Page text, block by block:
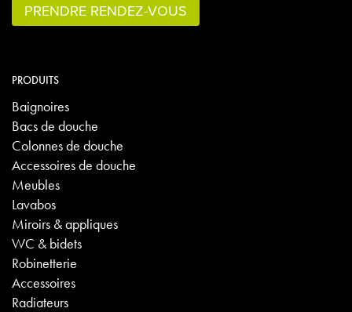
PRENDRE RENDEZ-VOUS
PRODUITS
Baignoires
Bacs de douche
Colonnes de douche
Accessoires de douche
Meubles
Lavabos
Miroirs & appliques
WC & bidets
Robinetterie
Accessoires
Radiateurs